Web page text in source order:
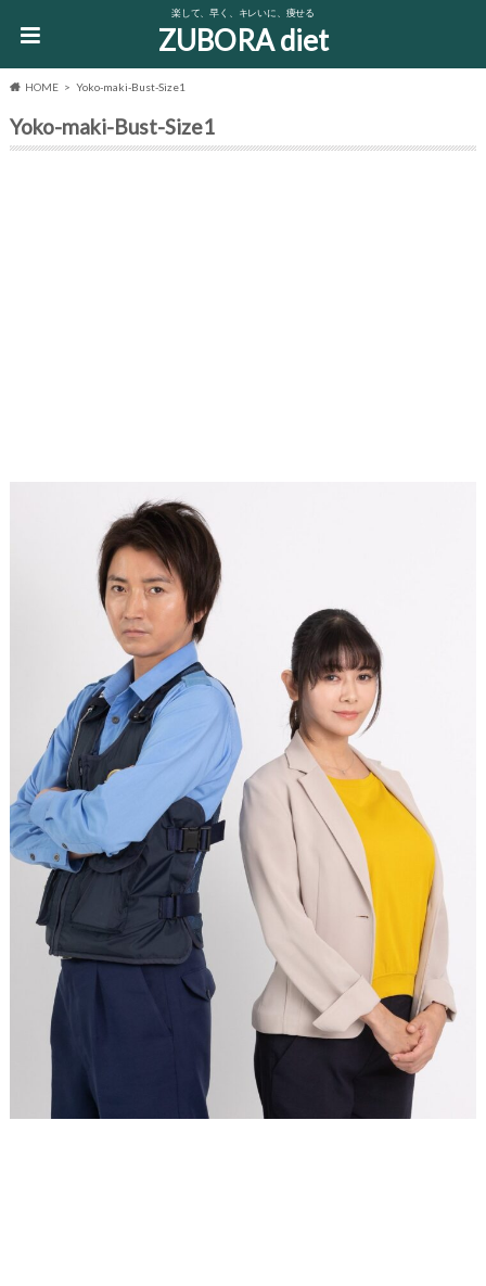
楽して、早く、キレいに、痩せる
ZUBORA diet
HOME Yoko-maki-Bust-Size1
Yoko-maki-Bust-Size1